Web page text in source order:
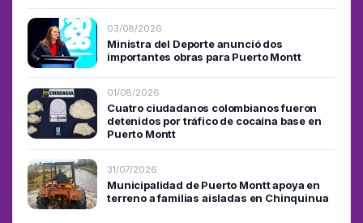
03/08/2026
Ministra del Deporte anunció dos
importantes obras para Puerto Montt
01/08/2026
Cuatro ciudadanos colombianos fueron
detenidos por tráfico de cocaína base en
Puerto Montt
31/07/2026
Municipalidad de Puerto Montt apoya en
terreno a familias aisladas en Chinquinua